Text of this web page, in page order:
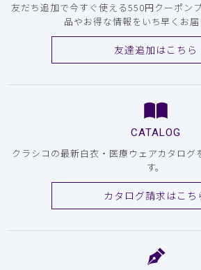
友だち追加で今すぐ使える550円クーポン
品やお得な情報をいち早くお届
友達追加はこちら
CATALOG
クラシコの最新白衣・医療ウェアカタロ
す。
カタログ請求はこち